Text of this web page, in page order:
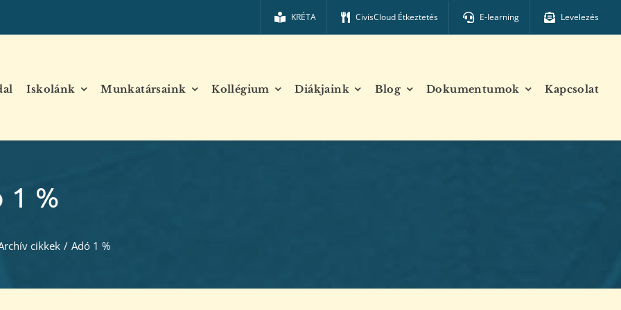
KRÉTA CivisCloud Étkeztetés E-learning Levelezés
Iskolánk Munkatársaink Kollégium Diákjaink Blog Dokumentumok Kapcsolat
1 %
cikkek / Adó 1 %